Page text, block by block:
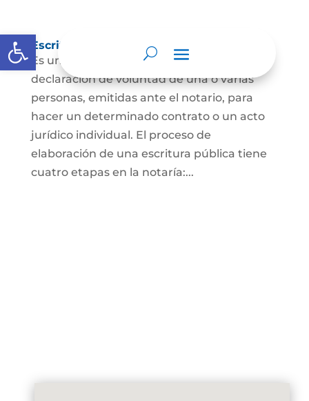
Abrir barra de herramientas
Escritura Pública
Es un documento que contiene la
declaración de voluntad de una o varias
personas, emitidas ante el notario, para
hacer un determinado contrato o un acto
jurídico individual. El proceso de
elaboración de una escritura pública tiene
cuatro etapas en la notaría:...